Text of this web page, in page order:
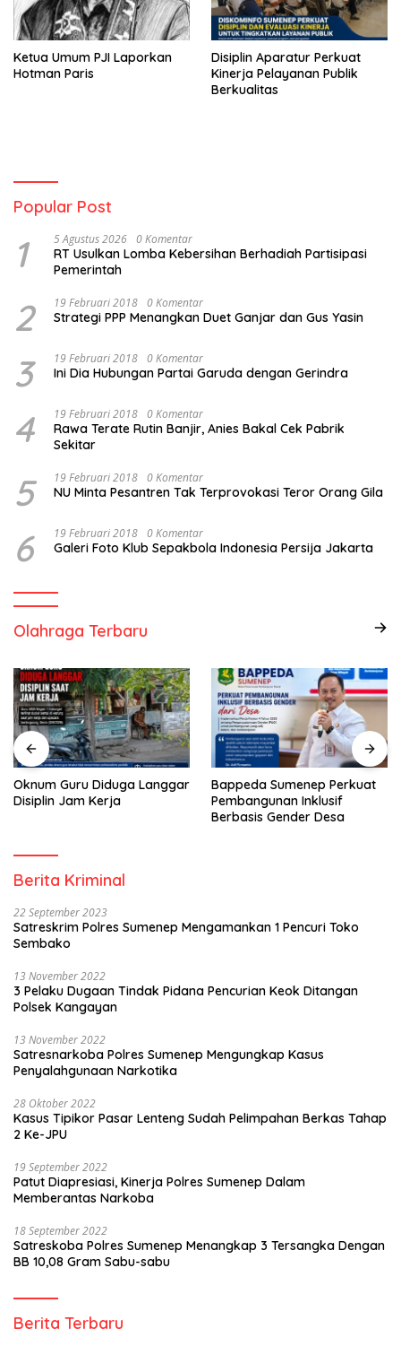
Ketua Umum PJI Laporkan
Hotman Paris
Disiplin Aparatur Perkuat
Kinerja Pelayanan Publik
Berkualitas
Popular Post
1 5 Agustus 2026 0 Komentar
RT Usulkan Lomba Kebersihan Berhadiah Partisipasi
Pemerintah
2 19 Februari 2018 0 Komentar
Strategi PPP Menangkan Duet Ganjar dan Gus Yasin
3 19 Februari 2018 0 Komentar
Ini Dia Hubungan Partai Garuda dengan Gerindra
4 19 Februari 2018 0 Komentar
Rawa Terate Rutin Banjir, Anies Bakal Cek Pabrik
Sekitar
5 19 Februari 2018 0 Komentar
NU Minta Pesantren Tak Terprovokasi Teror Orang Gila
6 19 Februari 2018 0 Komentar
Galeri Foto Klub Sepakbola Indonesia Persija Jakarta
Olahraga Terbaru
Oknum Guru Diduga Langgar
Disiplin Jam Kerja
Bappeda Sumenep Perkuat
Pembangunan Inklusif
Berbasis Gender Desa
Berita Kriminal
22 September 2023
Satreskrim Polres Sumenep Mengamankan 1 Pencuri Toko
Sembako
13 November 2022
3 Pelaku Dugaan Tindak Pidana Pencurian Keok Ditangan
Polsek Kangayan
13 November 2022
Satresnarkoba Polres Sumenep Mengungkap Kasus
Penyalahgunaan Narkotika
28 Oktober 2022
Kasus Tipikor Pasar Lenteng Sudah Pelimpahan Berkas Tahap
2 Ke-JPU
19 September 2022
Patut Diapresiasi, Kinerja Polres Sumenep Dalam
Memberantas Narkoba
18 September 2022
Satreskoba Polres Sumenep Menangkap 3 Tersangka Dengan
BB 10,08 Gram Sabu-sabu
Berita Terbaru